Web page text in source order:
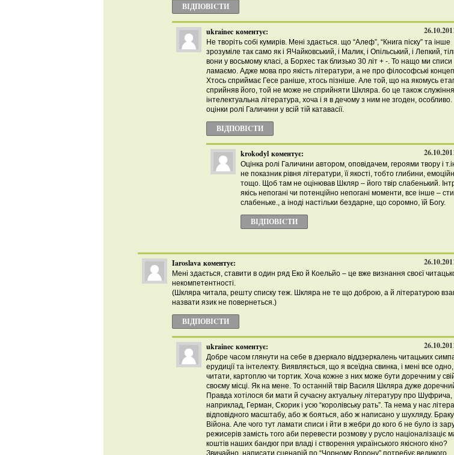
ВІДПОВІCТИ
ukrainec коментує:
Не творіть собі кумирів. Мені здається. що “Алеф”, “Книга піску” та інше
зрозуміле так само як і ЯЧайковський, і Малик, і Опільський, і Лепкий,
вони у восьмому класі, а Борхес так близько 30 літ + -. То нащо ми списи
ламаємо. Адже мова про якість літератури, а не про філософські
Хтось сприймає Гесе раніше, хтось пізніше. Але той, що на якомусь
сприйняв його, той не може не сприйняти Шкляра. бо це також служіння
інтелектуальна література, хоча і я в дечому з ним не згоден,
оцінки ролі Галичини у всій тій катавасії.
ВІДПОВІCТИ
krokodyl коментує:
Оцінка ролі Галичини автором, оповідачем, героями твору і
не показник рівня літератури, її якості, тобто глибини,
тощо. Щоб там не оцінював Шкляр – його твір слабенький.
якісь непогані чи потенційно непогані моменти, все інше –
слабеньке., а іноді настільки бездарне, що соромно, їй Богу.
ВІДПОВІCТИ
Iaroslava коментує:
Мені здається, ставити в один ряд Еко й Коельйо – це вже визнання своєї
некомпетентності.
(Шкляра читала, решту списку теж. Шкляра не те що доброю, а й літературою
назвати язик не повернеться.)
ВІДПОВІCТИ
ukrainec коментує:
Добре часом глянути на себе в дзеркало віддзеркалень читацьких
ерудиції та інтелекту. Виявляється, що я всеїдна свинка, і мені все
читати, картоплю чи тортик. Хоча кожне з них може бути доречним у
своєму місці. Як на мене. То останній твір Василя Шкляра дуже
Правда хотілося би мати й сучасну актуальну літературу про Шуфрича,
наприклад, Герман, Скорик і усю “королівську рать”. Та нема у нас
відповідного масштабу, або ж бояться, або ж написано у шухляду.
Війона. Але чого тут ламати списи і йти в жебри до кого б не було із
режисерів замість того аби перевести розмову у русло націоналізаціє
коштів наших бандюг при владі і створення українського якісного кіно?
Звичайно, написати сценарій по “Чорному Ворону” потребує великого